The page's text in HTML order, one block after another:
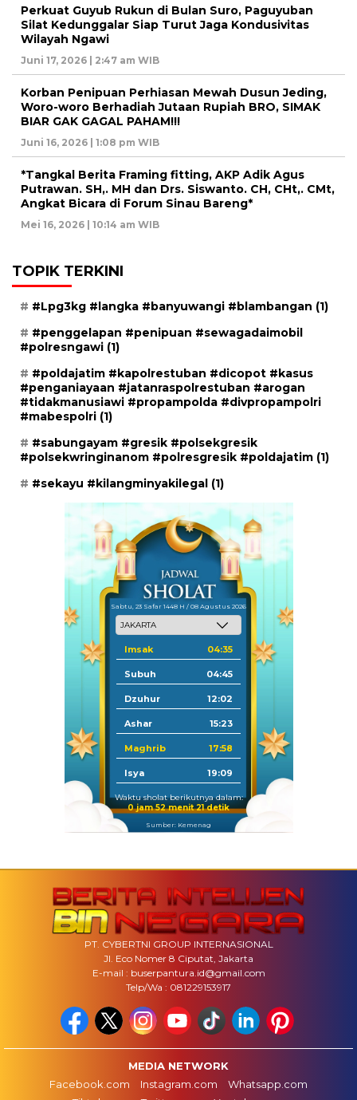
Perkuat Guyub Rukun di Bulan Suro, Paguyuban
Silat Kedunggalar Siap Turut Jaga Kondusivitas
Wilayah Ngawi
Juni 17, 2026 | 2:47 am WIB
Korban Penipuan Perhiasan Mewah Dusun Jeding,
Woro-woro Berhadiah Jutaan Rupiah BRO, SIMAK
BIAR GAK GAGAL PAHAM!!!
Juni 16, 2026 | 1:08 pm WIB
*Tangkal Berita Framing fitting, AKP Adik Agus
Putrawan. SH,. MH dan Drs. Siswanto. CH, CHt,. CMt,
Angkat Bicara di Forum Sinau Bareng*
Mei 16, 2026 | 10:14 am WIB
TOPIK TERKINI
#Lpg3kg #langka #banyuwangi #blambangan (1)
#penggelapan #penipuan #sewagadaimobil
#polresngawi (1)
#poldajatim #kapolrestuban #dicopot #kasus
#penganiayaan #jatanraspolrestuban #arogan
#tidakmanusiawi #propampolda #divpropampolri
#mabespolri (1)
#sabungayam #gresik #polsekgresik
#polsekwringinanom #polresgresik #poldajatim (1)
#sekayu #kilangminyakilegal (1)
Sabtu, 23 Safar 1448 H / 08 Agustus 2026
Imsak 04:35
Subuh 04:45
Dzuhur 12:02
Ashar 15:23
Maghrib 17:58
Isya 19:09
Waktu sholat berikutnya dalam:
0 jam 52 menit 20 detik
Sumber: Kemenag
PT. CYBERTNI GROUP INTERNASIONAL
Jl. Eco Nomer 8 Ciputat, Jakarta
E-mail : buserpantura.id@gmail.com
Telp/Wa : 081229153917
MEDIA NETWORK
Facebook.com
Instagram.com
Whatsapp.com